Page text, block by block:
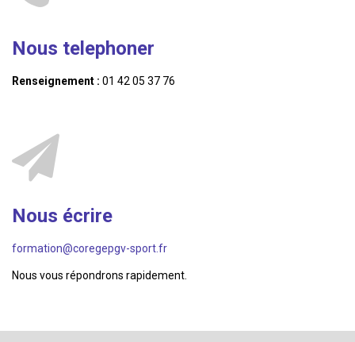
Nous telephoner
Renseignement : 01 42 05 37 76
Nous écrire
formation@coregepgv-sport.fr
Nous vous répondrons rapidement.